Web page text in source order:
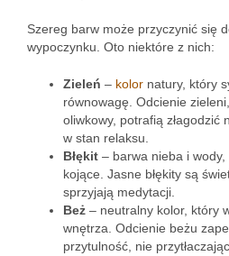
Szereg barw może przyczynić się
wypoczynku. Oto niektóre z nich:
Zieleń – kolor natury, który
równowagę. Odcienie
oliwkowy, potrafią złagodzić
w stan relaksu.
Błękit – barwa nieba i wody,
kojące. Jasne błękity są
sprzyjają medytacji.
Beż – neutralny kolor, który
wnętrza. Odcienie beżu
przytulność, nie